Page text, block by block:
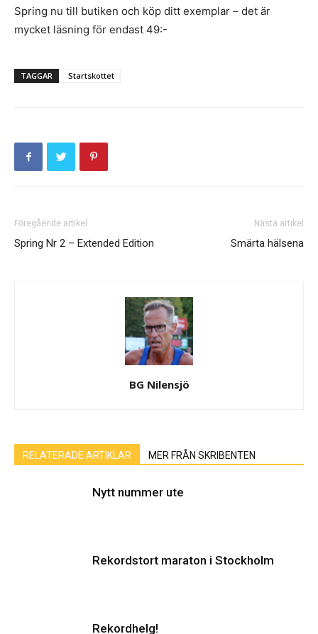
Spring nu till butiken och köp ditt exemplar – det är
mycket läsning för endast 49:-
TAGGAR Startskottet
Föregående artikel
Spring Nr 2 – Extended Edition
Nästa artikel
Smärta hälsena
BG Nilensjö
RELATERADE ARTIKLAR MER FRÅN SKRIBENTEN
Nytt nummer ute
Rekordstort maraton i Stockholm
Rekordhelg!